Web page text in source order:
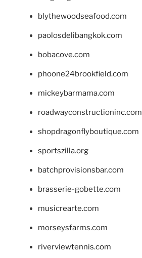
blythewoodseafood.com
paolosdelibangkok.com
bobacove.com
phoone24brookfield.com
mickeybarmama.com
roadwayconstructioninc.com
shopdragonflyboutique.com
sportszilla.org
batchprovisionsbar.com
brasserie-gobette.com
musicrearte.com
morseysfarms.com
riverviewtennis.com